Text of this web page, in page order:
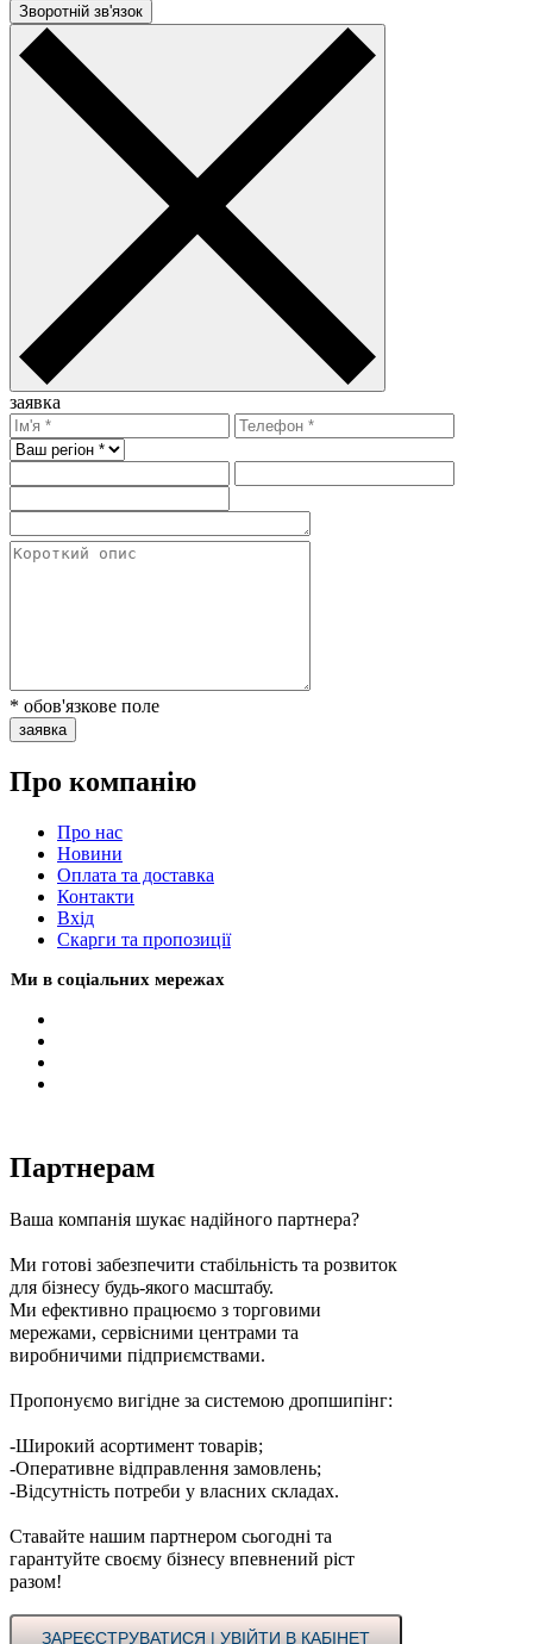
Зворотній зв'язок
заявка
* обов'язкове поле
заявка
Про компанію
Про нас
Новини
Оплата та доставка
Контакти
Вхiд
Скарги та пропозиції
Ми в соціальних мережах
Партнерам
Ваша компанія шукає надійного партнера?
Ми готові забезпечити стабільність та розвиток
для бізнесу будь-якого масштабу.
Ми ефективно працюємо з торговими
мережами, сервісними центрами та
виробничими підприємствами.
Пропонуємо вигідне за системою дропшипінг:
-Широкий асортимент товарів;
-Оперативне відправлення замовлень;
-Відсутність потреби у власних складах.
Ставайте нашим партнером сьогодні та
гарантуйте своєму бізнесу впевнений ріст
разом!
ЗАРЕЄСТРУВАТИСЯ | УВІЙТИ В КАБІНЕТ